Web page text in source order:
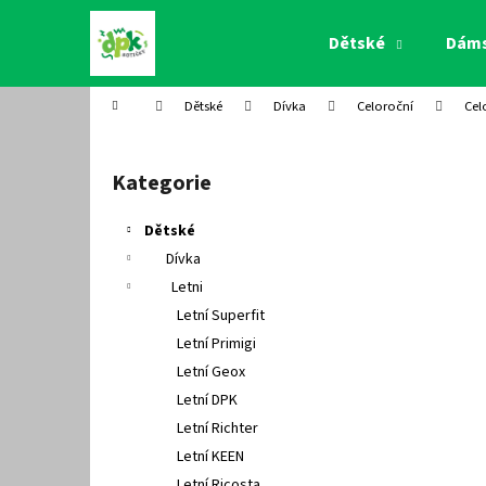
Dětské
Domů Dětské Dívka Celoroční
Přeskočit
kategorie
Kategorie
Dětské
Dívka
Letni
Letní Superfit
Letní Primigi
Letní Geox
Letní DPK
Letní Richter
Letní KEEN
í
Zpět
do
Zpět
do